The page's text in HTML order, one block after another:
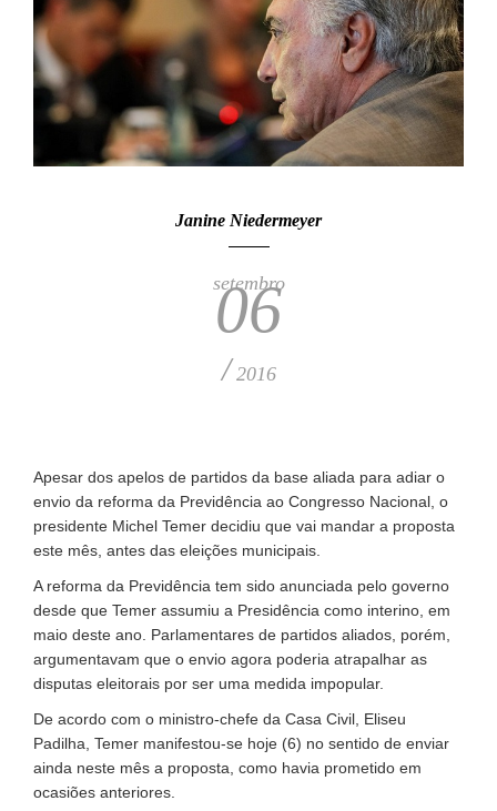
Janine Niedermeyer
setembro
06
/2016
Apesar dos apelos de partidos da base aliada para adiar o
envio da reforma da Previdência ao Congresso Nacional, o
presidente Michel Temer decidiu que vai mandar a proposta
este mês, antes das eleições municipais.
A reforma da Previdência tem sido anunciada pelo governo
desde que Temer assumiu a Presidência como interino, em
maio deste ano. Parlamentares de partidos aliados, porém,
argumentavam que o envio agora poderia atrapalhar as
disputas eleitorais por ser uma medida impopular.
De acordo com o ministro-chefe da Casa Civil, Eliseu
Padilha, Temer manifestou-se hoje (6) no sentido de enviar
ainda neste mês a proposta, como havia prometido em
ocasiões anteriores.